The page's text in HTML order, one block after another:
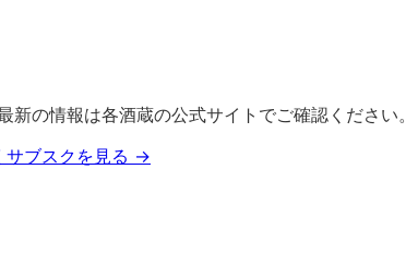
の情報は各酒蔵の公式サイトでご確認ください。
サブスクを見る →